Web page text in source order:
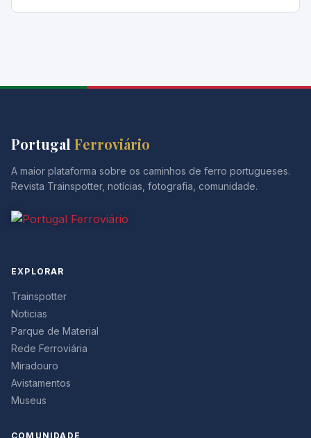
Portugal Ferroviário
A maior plataforma sobre os caminhos de ferro portugueses.
Revista Trainspotter, notícias, fotografia, comunidade.
EXPLORAR
Trainspotter
Noticias
Parque de Material
Rede Ferroviária
Miradouro
Avistamentos
Museus
COMUNIDADE